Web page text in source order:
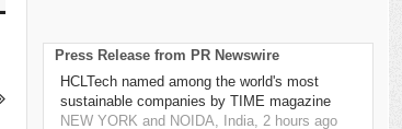
Press Release from PR Newswire
HCLTech named among the world's most
sustainable companies by TIME magazine
NEW YORK and NOIDA, India, 2 hours ago